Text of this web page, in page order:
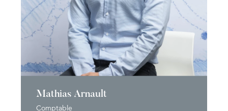
Mathias Arnault
Comptable